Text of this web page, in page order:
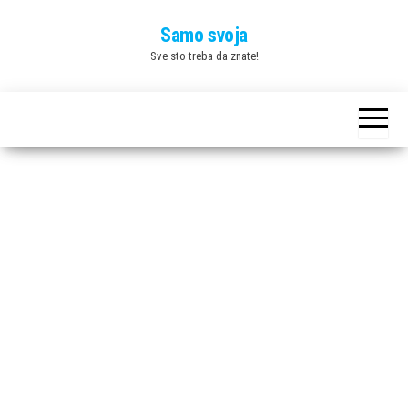
Samo svoja
Sve sto treba da znate!